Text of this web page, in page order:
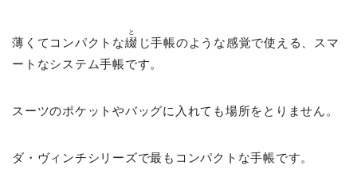
薄くてコンパクトな綴
と
じ手帳のような感覚で使える、スマ
ートなシステム手帳です。
スーツのポケットやバッグに入れても場所をとりません。
ダ・ヴィンチシリーズで最もコンパクトな手帳です。